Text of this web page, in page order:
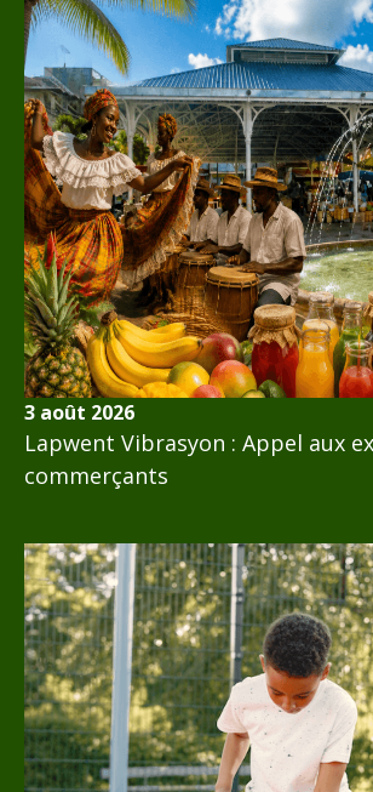
3 août 2026
Lapwent Vibrasyon : Appel aux
commerçants